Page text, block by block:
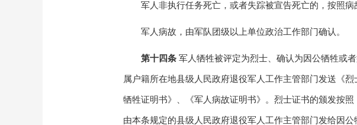
军人非执行任务死亡，或者失踪被宣告死亡的，按照病
军人病故，由军队团级以上单位政治工作部门确认。
第十四条 军人牺牲被评定为烈士、确认为因公牺牲或
属户籍所在地县级人民政府退役军人工作主管部门发送《
牺牲证明书》、《军人病故证明书》。烈士证书的颁发按
由本条规定的县级人民政府退役军人工作主管部门发给因公